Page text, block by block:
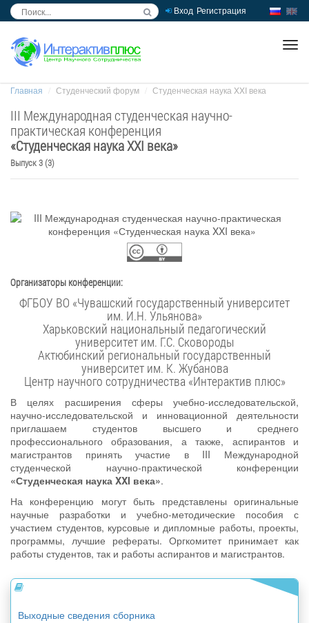
Вход Регистрация
Главная Студенческий форум Студенческая наука XXI века
III Международная студенческая научно-
практическая конференция
«Студенческая наука XXI века»
Выпуск 3 (3)
Организаторы конференции:
ФГБОУ ВО «Чувашский государственный университет
им. И.Н. Ульянова»
Харьковский национальный педагогический
университет им. Г.С. Сковороды
Актюбинский региональный государственный
университет им. К. Жубанова
Центр научного сотрудничества «Интерактив плюс»
В целях расширения сферы учебно-исследовательской,
научно-исследовательской и инновационной деятельности
приглашаем студентов высшего и среднего
профессионального образования, а также, аспирантов и
магистрантов принять участие в III Международной
студенческой научно-практической конференции
«Студенческая наука XXI века».
На конференцию могут быть представлены оригинальные
научные разработки и учебно-методические пособия с
участием студентов, курсовые и дипломные работы, проекты,
программы, лучшие рефераты. Оргкомитет принимает как
работы студентов, так и работы аспирантов и магистрантов.
Выходные сведения сборника